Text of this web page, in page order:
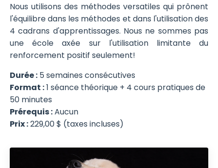
Nous utilisons des méthodes versatiles qui prônent
l'équilibre dans les méthodes et dans l'utilisation des
4 cadrans d'apprentissages. Nous ne sommes pas
une école axée sur l'utilisation limitante du
renforcement positif seulement!
Durée : 5 semaines consécutives
Format :1 séance théorique + 4 cours pratiques de
50 minutes
Prérequis :Aucun
Prix :229,00 $ (taxes incluses)